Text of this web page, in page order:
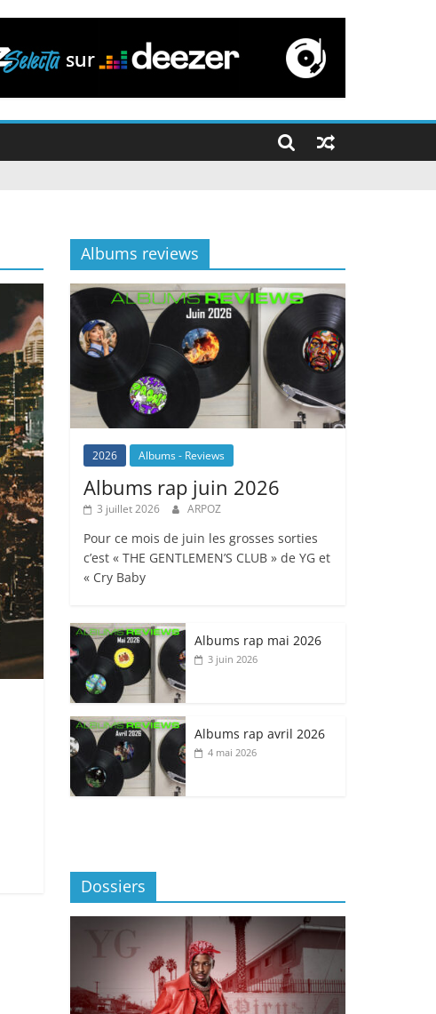
Albums reviews
2026 Albums - Reviews
Albums rap juin 2026
3 juillet 2026 ARPOZ
Pour ce mois de juin les grosses sorties
c’est « THE GENTLEMEN’S CLUB » de YG et
« Cry Baby
Albums rap mai 2026
3 juin 2026
Albums rap avril 2026
4 mai 2026
Dossiers